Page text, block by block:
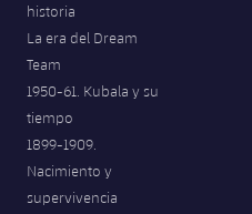
historia
La era del Dream
Team
1950-61. Kubala y su
tiempo
1899-1909.
Nacimiento y
supervivencia